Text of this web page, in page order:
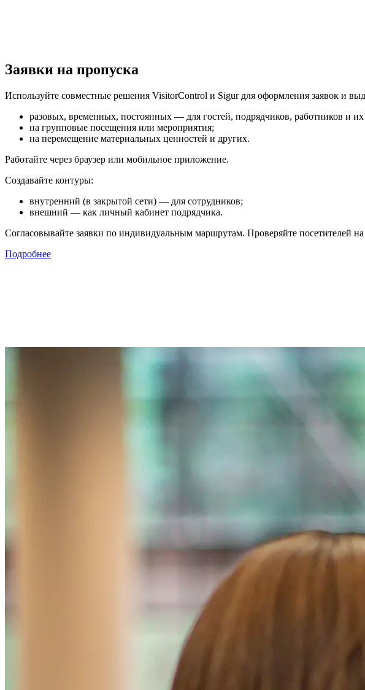
Заявки на пропуска
Используйте совместные решения VisitorControl и Sigur для оформления заявок и
разовых, временных, постоянных — для гостей, подрядчиков, работников и их
на групповые посещения или мероприятия;
на перемещение материальных ценностей и других.
Работайте через браузер или мобильное приложение.
Создавайте контуры:
внутренний (в закрытой сети) — для сотрудников;
внешний — как личный кабинет подрядчика.
Согласовывайте заявки по индивидуальным маршрутам. Проверяйте посетителей
Подробнее